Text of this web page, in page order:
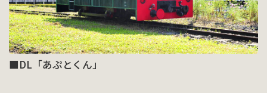
■DL「あぷとくん」